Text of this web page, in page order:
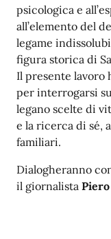
psicologica e
all’elemento del
legame
figura storica di
Il presente lavoro
per interrogarsi
legano scelte di
e la ricerca di sé,
familiari.
Dialogheranno
il giornalista